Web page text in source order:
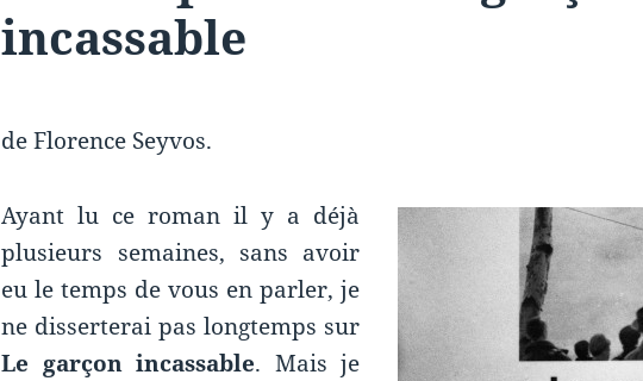
incassable
de Florence Seyvos.
Ayant lu ce roman il y a déjà
plusieurs semaines, sans avoir
eu le temps de vous en parler, je
ne disserterai pas longtemps sur
Le garçon incassable. Mais je